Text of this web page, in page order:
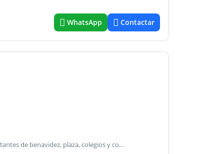
WhatsApp Contactar
Excelentes lotes de 300 m2. C/u. Cercanos a puntos importantes de benavidez, plaza, colegios y comercios. Cuenta con gas, cloacas y agua. “Juntos o separados”